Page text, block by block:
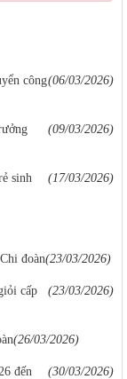
công(06/03/2026)
(09/03/2026)
sinh
(17/03/2026)
đoàn(23/03/2026)
cấp
(23/03/2026)
(26/03/2026)
đến
(30/03/2026)